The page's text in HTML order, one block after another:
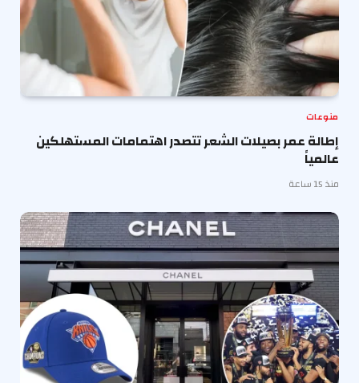
منوعات
إطالة عمر بصيلات الشعر تتصدر اهتمامات المستهلكين
عالمياً
منذ 15 ساعة